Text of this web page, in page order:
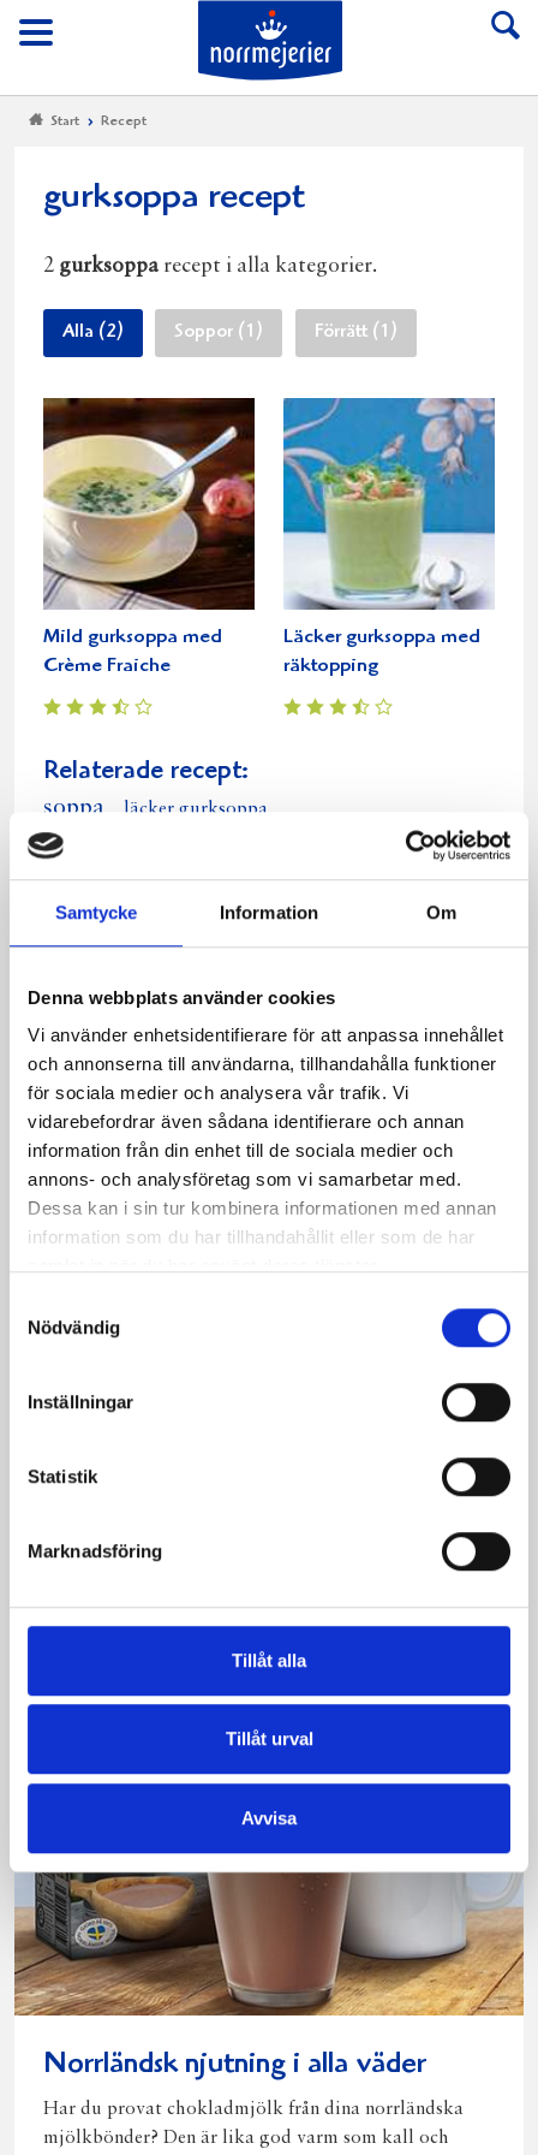
Samtycke Information Om
Denna webbplats använder cookies
Vi använder enhetsidentifierare för att anpassa innehållet
och annonserna till användarna, tillhandahålla funktioner
för sociala medier och analysera vår trafik. Vi
vidarebefordrar även sådana identifierare och annan
information från din enhet till de sociala medier och
annons- och analysföretag som vi samarbetar med.
Dessa kan i sin tur kombinera informationen med annan
information som du har tillhandahållit eller som de har
Nödvändig
Inställningar
Statistik
Marknadsföring
Tillåt alla
Tillåt urval
Avvisa
Meny
Till Norrmejerier
Start Recept
gurksoppa recept
2 gurksoppa recept i alla kategorier.
Alla (2) Soppor (1) Förrätt (1)
Mild gurksoppa med
Crème Fraiche
Läcker gurksoppa med
räktopping
Relaterade recept:
soppa läcker gurksoppa
gurksoppa med räkor
Dela
på
Dela
på
Dela
på
via
post
Skriv
ut
Bäst i test: Norrmejeriers laktosfria
mjölk
är bäst i smaktest när norrlänningarna sagt sitt. Fler än
200 norrlänningar fick deltog vid provsmakningen. Vår
Norrländsk njutning i alla väder
Har du provat chokladmjölk från dina norrländska
mjölkbönder? Den är lika god varm som kall och